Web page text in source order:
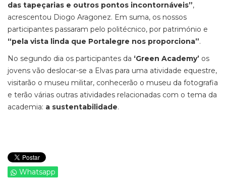
das tapeçarias e outros pontos incontornáveis”,
acrescentou Diogo Aragonez. Em suma, os nossos
participantes passaram pelo politécnico, por património e
“pela vista linda que Portalegre nos proporciona”.
No segundo dia os participantes da ‘Green Academy’ os
jovens vão deslocar-se a Elvas para uma atividade equestre,
visitarão o museu militar, conhecerão o museu da fotografia
e terão várias outras atividades relacionadas com o tema da
academia: a sustentabilidade.
Whatsapp